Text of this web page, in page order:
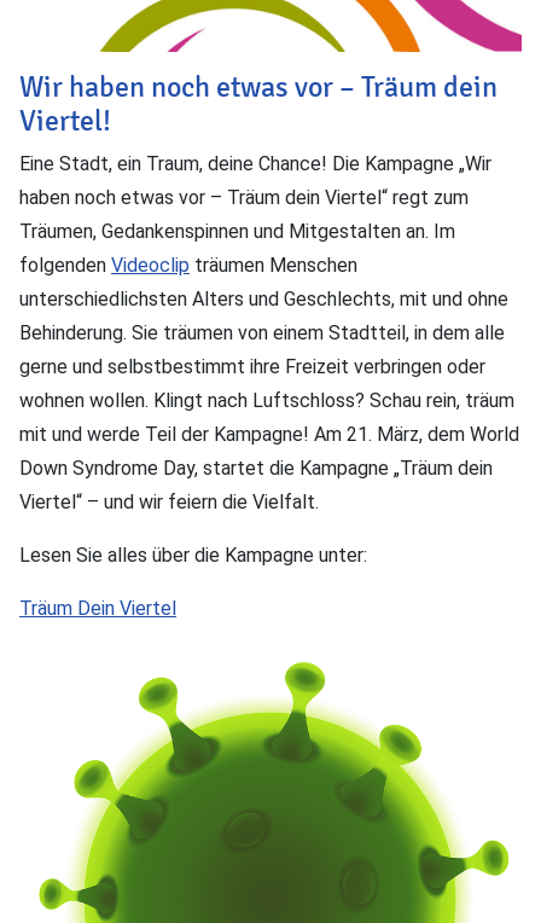
Wir haben noch etwas vor – Träum dein
Viertel!
Eine Stadt, ein Traum, deine Chance! Die Kampagne „Wir
haben noch etwas vor – Träum dein Viertel“ regt zum
Träumen, Gedankenspinnen und Mitgestalten an. Im
folgenden Videoclip träumen Menschen
unterschiedlichsten Alters und Geschlechts, mit und ohne
Behinderung. Sie träumen von einem Stadtteil, in dem alle
gerne und selbstbestimmt ihre Freizeit verbringen oder
wohnen wollen. Klingt nach Luftschloss? Schau rein, träum
mit und werde Teil der Kampagne! Am 21. März, dem World
Down Syndrome Day, startet die Kampagne „Träum dein
Viertel“ – und wir feiern die Vielfalt.
Lesen Sie alles über die Kampagne unter:
Träum Dein Viertel